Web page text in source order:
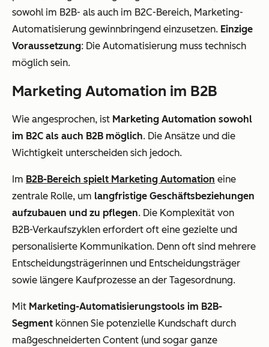
sowohl im B2B- als auch im B2C-Bereich, Marketing-
Automatisierung gewinnbringend einzusetzen. Einzige
Voraussetzung: Die Automatisierung muss technisch
möglich sein.
Marketing Automation im B2B
Wie angesprochen, ist Marketing Automation sowohl
im B2C als auch B2B möglich. Die Ansätze und die
Wichtigkeit unterscheiden sich jedoch.
Im B2B-Bereich spielt Marketing Automation eine
zentrale Rolle, um langfristige Geschäftsbeziehungen
aufzubauen und zu pflegen. Die Komplexität von
B2B-Verkaufszyklen erfordert oft eine gezielte und
personalisierte Kommunikation. Denn oft sind mehrere
Entscheidungsträgerinnen und Entscheidungsträger
sowie längere Kaufprozesse an der Tagesordnung.
Mit Marketing-Automatisierungstools im B2B-
Segment können Sie potenzielle Kundschaft durch
maßgeschneiderten Content (und sogar ganze